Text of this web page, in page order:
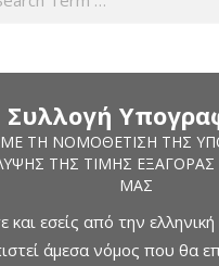
Συλλογή
ΤΗ ΝΟΜΟΘΈΤΙΣΗ ΤΗΣ
ΤΗΣ ΤΙΜΉΣ
ΜΑΣ
και εσείς από την
άμεσα νόμος που θα